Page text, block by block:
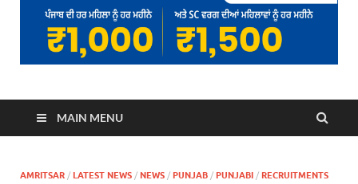
MAIN MENU
AMRITSAR / LATEST NEWS / NEWS / PUNJAB / PUNJABI / RECRUITMENTS